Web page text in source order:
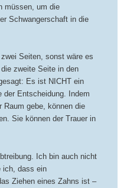
müssen, um die
Schwangerschaft in die
Seiten, sonst wäre es
zweite Seite in den
Es ist NICHT ein
der Entscheidung. Indem
Raum gebe, können die
Sie können der Trauer in
Ich bin auch nicht
ich, dass ein
Ziehen eines Zahns ist –